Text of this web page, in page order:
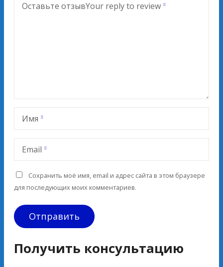
Оставьте отзывYour reply to review
Имя
Email
Сохранить моё имя, email и адрес сайта в этом браузере
для последующих моих комментариев.
Получить консультацию